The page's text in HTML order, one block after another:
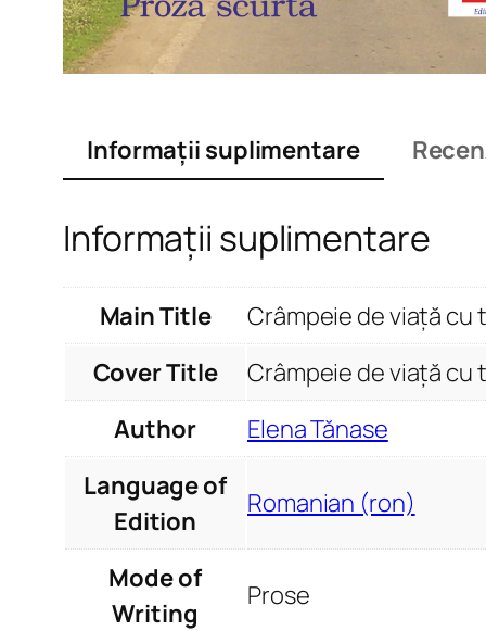
Informații suplimentare
Informații suplimentare
Main Title
Crâmpeie de viață cu
Cover Title
Crâmpeie de viață cu
Author
Elena Tănase
Language of
Edition
Romanian (ron)
Mode of
Writing
Prose